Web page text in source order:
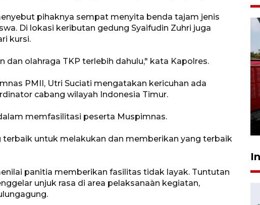
pihaknya sempat menyita benda tajam jenis
Di lokasi keributan gedung Syaifudin Zuhri juga
kursi.
dan olahraga TKP terlebih dahulu," kata Kapolres.
PMII, Utri Suciati mengatakan kericuhan ada
cabang wilayah Indonesia Timur.
memfasilitasi peserta Muspimnas.
terbaik untuk melakukan dan memberikan yang terbaik
panitia memberikan fasilitas tidak layak. Tuntutan
unjuk rasa di area pelaksanaàn kegiatan,
Basarnas hentikan operasi
kedaruratan KM Mutiara
4 Agustus 2026 22:38